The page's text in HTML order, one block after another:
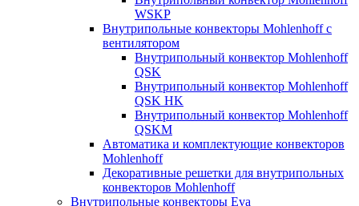
WSKP
Внутрипольные конвекторы Mohlenhoff с
вентилятором
Внутрипольный конвектор Mohlenhoff
QSK
Внутрипольный конвектор Mohlenhoff
QSK HK
Внутрипольный конвектор Mohlenhoff
QSKM
Автоматика и комплектующие конвекторов
Mohlenhoff
Декоративные решетки для внутрипольных
конвекторов Mohlenhoff
Внутрипольные конвекторы Eva